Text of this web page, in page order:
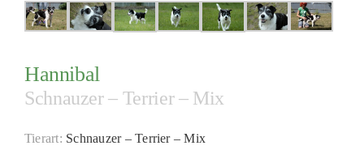
PATENSCHAFTEN
RATGEBER
Hannibal
Schnauzer – Terrier – Mix
Tierart: Schnauzer – Terrier – Mix